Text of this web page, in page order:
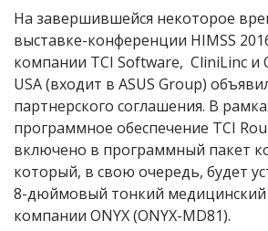
На завершившейся некоторое
выставке-конференции HIMSS
компании TCI Software, CliniLinc и
USA (входит в ASUS Group)
партнерского соглашения. В
программное обеспечение TCI
включено в программный пакет
который, в свою очередь, будет
8-дюймовый тонкий
компании ONYX (ONYX-MD81).